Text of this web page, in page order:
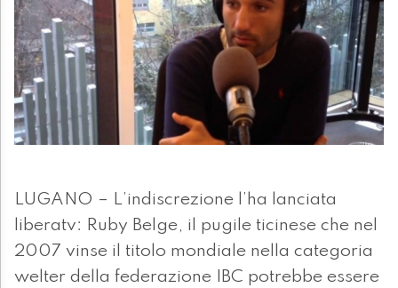
LUGANO – L’indiscrezione l’ha lanciata
liberatv: Ruby Belge, il pugile ticinese che nel
2007 vinse il titolo mondiale nella categoria
welter della federazione IBC potrebbe essere